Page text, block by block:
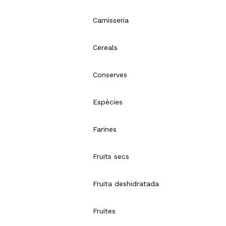
Carnisseria
Cereals
Conserves
Espècies
Farines
Fruits secs
Fruita deshidratada
Fruites